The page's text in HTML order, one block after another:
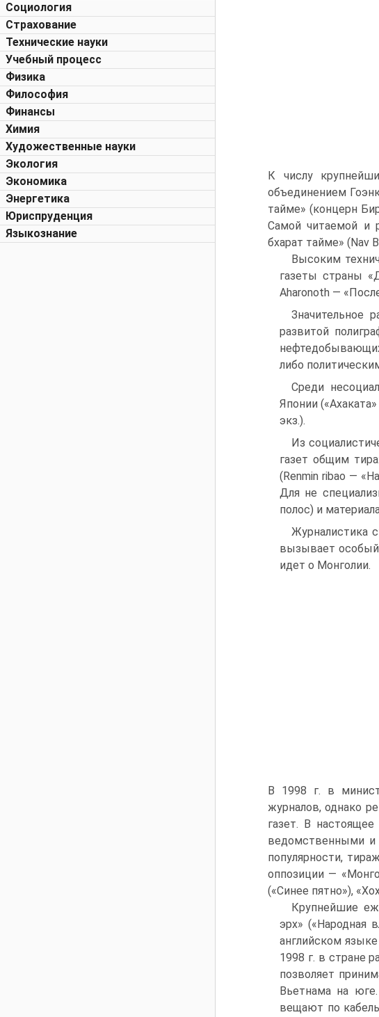
Социология
Страхование
Технические науки
Учебный процесс
Физика
Философия
Финансы
Химия
Художественные науки
Экология
Экономика
Энергетика
Юриспруденция
Языкознание
К числу
объединением
тайме» (концерн
Самой читаемой и
бхарат тайме» (Nav
Высоким
газеты страны
Aharonoth —
Значительное
развитой
либо
Среди
Японии
экз.).
Из
газет общим
(Renmin ribao —
Для не
полос) и
Журналистика
вызывает особый
идет о Монголии.
В 1998 г. в
журналов, однако
газет. В
ведомственными и
популярности,
оппозиции —
(«Синее пятно»),
Крупнейшие
эрх» («Народная
английском
1998 г. в стране
позволяет
Вьетнама на
вещают по